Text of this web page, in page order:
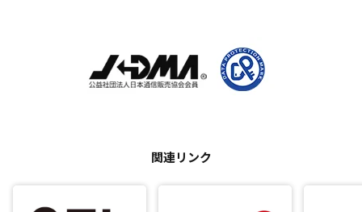
関連リンク